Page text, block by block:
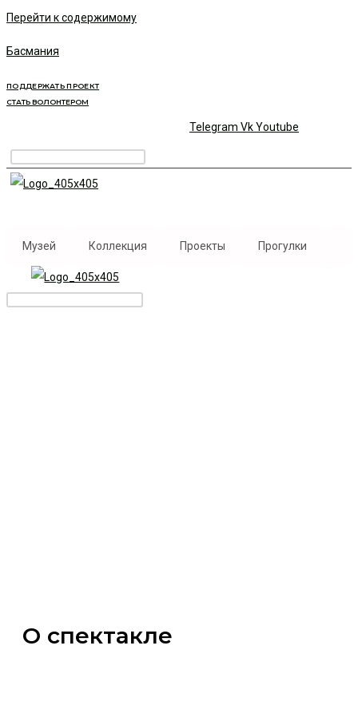
Перейти к содержимому
Басмания
ПОДДЕРЖАТЬ ПРОЕКТ
СТАТЬ ВОЛОНТЕРОМ
Telegram VkYoutube
Музей Коллекция Проекты Прогулки
О спектакле